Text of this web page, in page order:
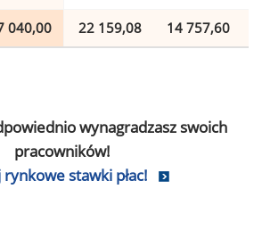
040,00 22 159,08 14 757,60
wynagradzasz swoich
pracowników!
rynkowe stawki płac!